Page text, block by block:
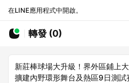
在LINE應用程式中開啟。
轉發 (0)
新莊棒球場大升級！界外區鋪上
擴建內野環形舞台及熱區9日測試